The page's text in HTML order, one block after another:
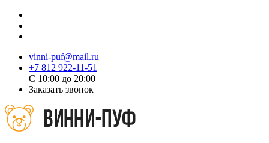
vinni-puf@mail.ru
+7 812 922-11-51
C 10:00 до 20:00
Заказать звонок